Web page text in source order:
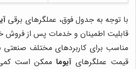
با توجه به جدول فوق، عملگرهای برقی
قابلیت اطمینان و خدمات پس از فروش
مناسب برای کاربردهای مختلف صنعتی
قیمت عملگرهایآیوماممکن است کمی